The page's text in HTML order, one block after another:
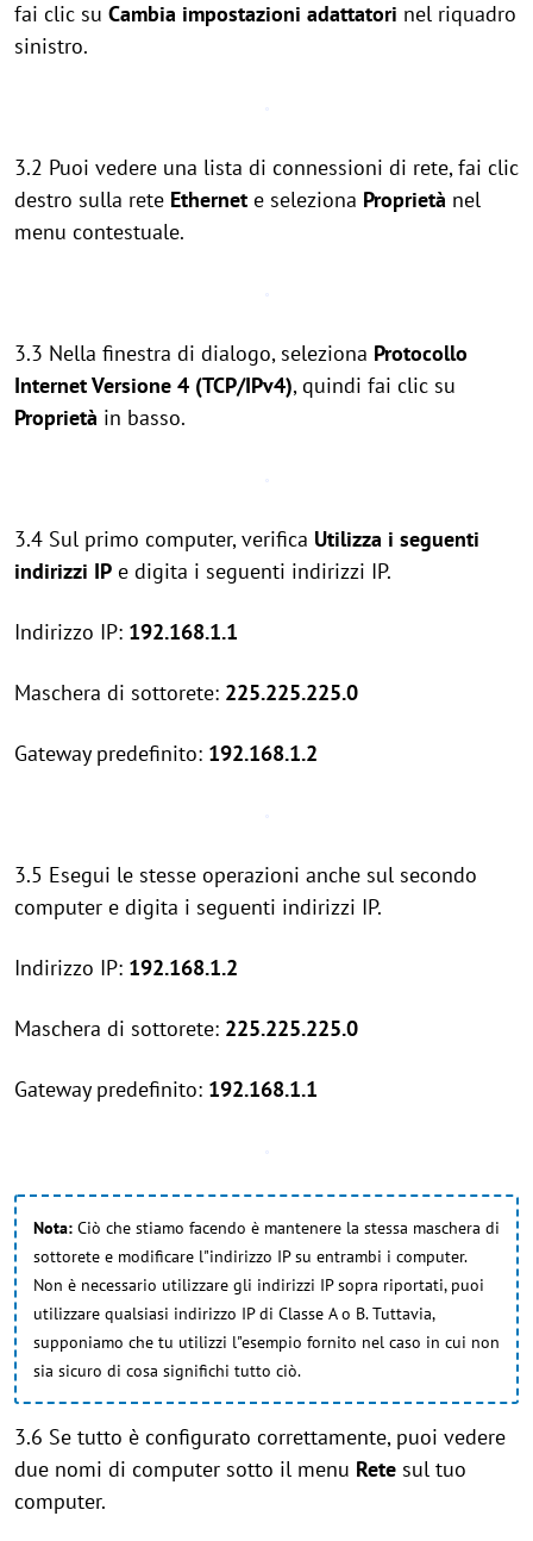
fai clic su Cambia impostazioni adattatori nel riquadro
sinistro.
3.2 Puoi vedere una lista di connessioni di rete, fai clic
destro sulla rete Ethernet e seleziona Proprietà nel
menu contestuale.
3.3 Nella finestra di dialogo, seleziona Protocollo
Internet Versione 4 (TCP/IPv4), quindi fai clic su
Proprietà in basso.
3.4 Sul primo computer, verifica Utilizza i seguenti
indirizzi IP e digita i seguenti indirizzi IP.
Indirizzo IP: 192.168.1.1
Maschera di sottorete: 225.225.225.0
Gateway predefinito: 192.168.1.2
3.5 Esegui le stesse operazioni anche sul secondo
computer e digita i seguenti indirizzi IP.
Indirizzo IP: 192.168.1.2
Maschera di sottorete: 225.225.225.0
Gateway predefinito: 192.168.1.1
Nota: Ciò che stiamo facendo è mantenere la stessa maschera di
sottorete e modificare l"indirizzo IP su entrambi i computer.
Non è necessario utilizzare gli indirizzi IP sopra riportati, puoi
utilizzare qualsiasi indirizzo IP di Classe A o B. Tuttavia,
supponiamo che tu utilizzi l"esempio fornito nel caso in cui non
sia sicuro di cosa significhi tutto ciò.
3.6 Se tutto è configurato correttamente, puoi vedere
due nomi di computer sotto il menu Rete sul tuo
computer.